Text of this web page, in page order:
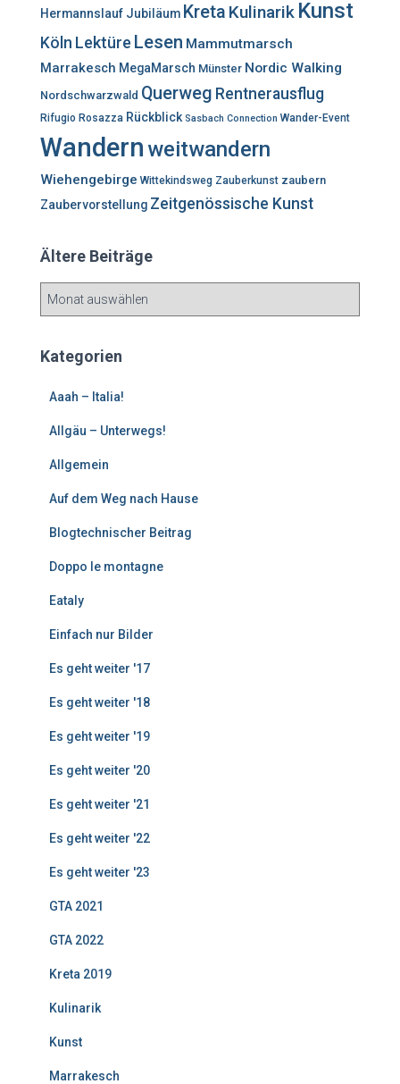
Hermannslauf Jubiläum Kreta Kulinarik Kunst
Köln LektüreLesen Mammutmarsch
Marrakesch MegaMarsch Münster Nordic Walking
Nordschwarzwald Querweg Rentnerausflug
Rifugio Rosazza Rückblick Sasbach Connection Wander-Event
Wandern weitwandern
Wiehengebirge Wittekindsweg Zauberkunst zaubern
Zaubervorstellung Zeitgenössische Kunst
Ältere Beiträge
e
Kategorien
Aaah – Italia!
Allgäu – Unterwegs!
Allgemein
Auf dem Weg nach Hause
Blogtechnischer Beitrag
Doppo le montagne
Eataly
Einfach nur Bilder
Es geht weiter '17
Es geht weiter '18
Es geht weiter '19
Es geht weiter '20
Es geht weiter '21
Es geht weiter '22
Es geht weiter '23
GTA 2021
GTA 2022
Kreta 2019
Kulinarik
Kunst
Marrakesch